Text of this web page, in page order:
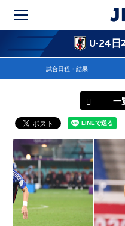
U-24日
試合日程・結果
一